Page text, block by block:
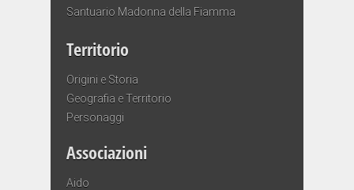
Santuario Madonna della Fiamma
Territorio
Origini e Storia
Geografia e Territorio
Personaggi
Associazioni
Aido